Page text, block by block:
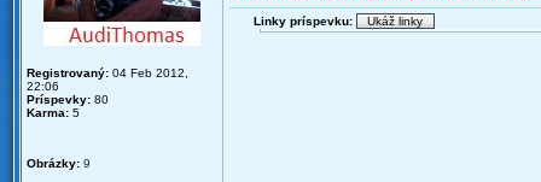
Registrovaný: 04 Feb 2012,
22:06
Príspevky: 80
Karma: 5
Obrázky: 9
Linky príspevku: